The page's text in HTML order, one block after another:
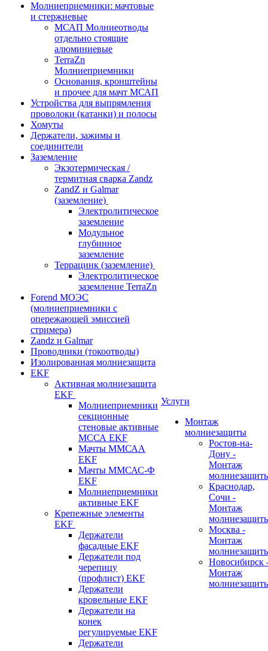
Молниеприемники: мачтовые
и стержневые
МСАП Молниеотводы
отдельно стоящие
алюминиевые
TerraZn
Молниеприемники
Основания, кронштейны
и прочее для мачт МСАП
Устройства для выпрямления
проволоки (катанки) и полосы
Хомуты
Держатели, зажимы и
соединители
Заземление
Экзотермическая /
термитная сварка Zandz
ZandZ и Galmar
(заземление)
Электролитическое
заземление
Модульное
глубинное
заземление
Террацинк (заземление)
Электролитическое
заземление TerraZn
Forend МОЭС
(молниеприемники с
опережающей эмиссией
стримера)
Zandz и Galmar
Проводники (токоотводы)
Изолированная молниезащита
EKF
Активная молниезащита
EKF
Молниеприемники
секционные
стеновые активные
МССА EKF
Мачты ММСАА
EKF
Мачты ММСАС-Ф
EKF
Молниеприемники
активные EKF
Крепежные элементы
EKF
Держатели
фасадные EKF
Держатели под
черепицу
(профлист) EKF
Держатели
кровельные EKF
Держатели на
конек
регулируемые EKF
Держатели
Услуги
Монтаж
молниезащиты
Ростов-на-
Дону -
Монтаж
Краснодар,
Сочи -
Монтаж
Москва -
Монтаж
Новосибирск
Монтаж